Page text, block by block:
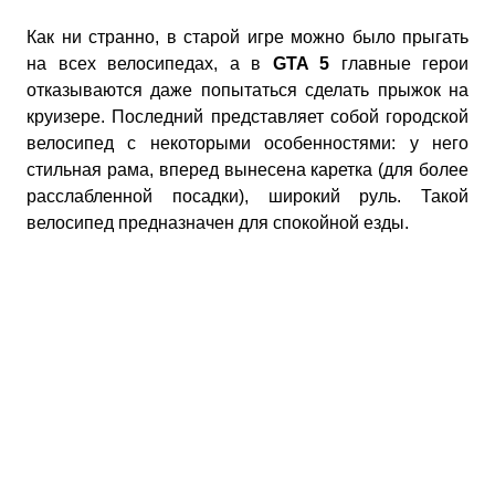
Как ни странно, в старой игре можно было прыгать
на всех велосипедах, а в GTA 5 главные герои
отказываются даже попытаться сделать прыжок на
круизере. Последний представляет собой городской
велосипед с некоторыми особенностями: у него
стильная рама, вперед вынесена каретка (для более
расслабленной посадки), широкий руль. Такой
велосипед предназначен для спокойной езды.